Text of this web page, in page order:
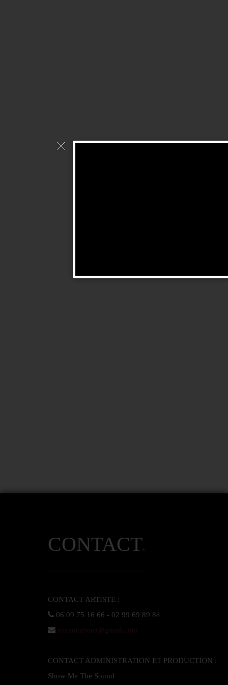
CONTACT.
ronancalvari@gmail.com
CONTACT ADMINISTRATION ET PRODUCTION :